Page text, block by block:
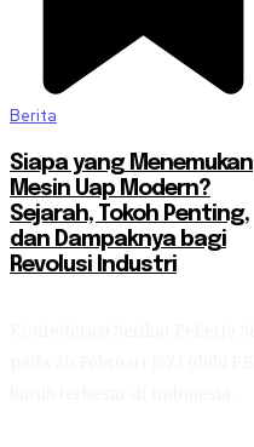
Berita
Siapa yang Menemukan
Mesin Uap Modern?
Sejarah, Tokoh Penting,
dan Dampaknya bagi
Revolusi Industri